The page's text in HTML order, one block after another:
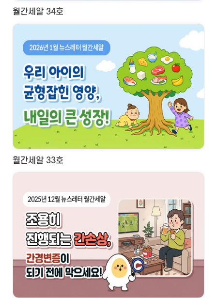
월간세알 34호
월간세알 33호